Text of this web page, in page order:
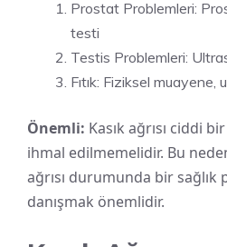
Prostat Problemleri:
testi
Testis Problemleri:
Fıtık: Fiziksel muayene,
Önemli: Kasık ağrısı ciddi
ihmal edilmemelidir. Bu
ağrısı durumunda bir
danışmak önemlidir.